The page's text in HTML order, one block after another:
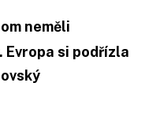
neměli
si podřízla